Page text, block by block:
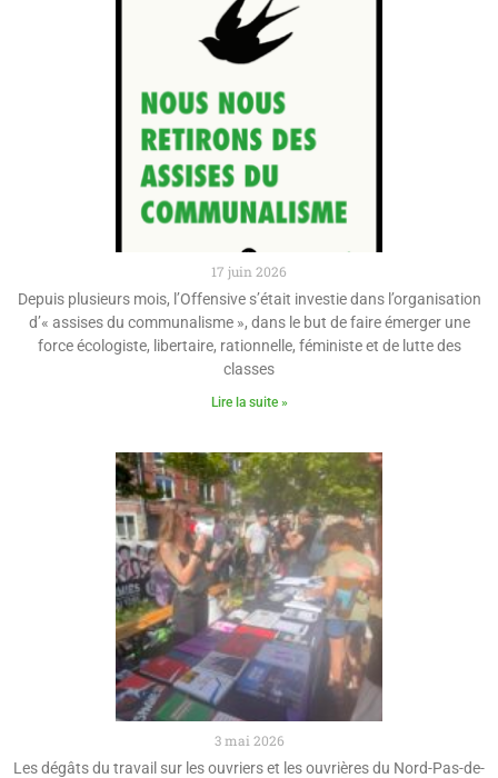
17 juin 2026
Depuis plusieurs mois, l’Offensive s’était investie dans l’organisation
d’« assises du communalisme », dans le but de faire émerger une
force écologiste, libertaire, rationnelle, féministe et de lutte des
classes
Lire la suite »
3 mai 2026
Les dégâts du travail sur les ouvriers et les ouvrières du Nord-Pas-de-